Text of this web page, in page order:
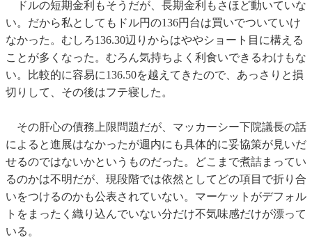
ドルの短期金利もそうだが、長期金利もさほど動いていな
い。だから私としてもドル円の136円台は買いでついていけ
なかった。むしろ136.30辺りからはややショート目に構える
ことが多くなった。むろん気持ちよく利食いできるわけもな
い。比較的に容易に136.50を越えてきたので、あっさりと損
切りして、その後はフテ寝した。
その肝心の債務上限問題だが、マッカーシー下院議長の話
によると進展はなかったが週内にも具体的に妥協策が見いだ
せるのではないかというものだった。どこまで煮詰まってい
るのかは不明だが、現段階では依然としてどの項目で折り合
いをつけるのかも公表されていない。マーケットがデフォル
トをまったく織り込んでいない分だけ不気味感だけが漂って
いる。